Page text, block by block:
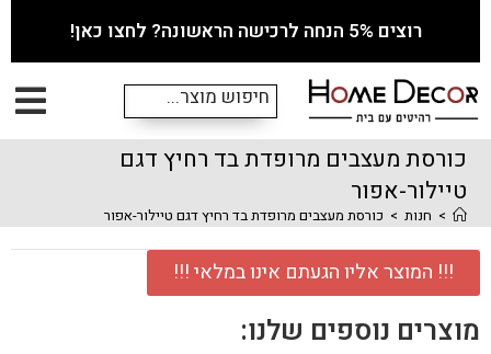
רוצים 5% הנחה לרכישה הראשונה? לחצו כאן!
כורסת מעצבים מרופדת בד רחיץ דגם
טיילור-אפור
> חנות > כורסת מעצבים מרופדת בד רחיץ דגם טיילור-אפור
!!! המוצר אליו הגעתם אינו במלאי !!!
מוצרים נוספים שלנו: